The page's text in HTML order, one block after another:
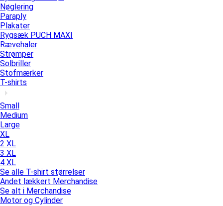
Nøglering
Paraply
Plakater
Rygsæk PUCH MAXI
Rævehaler
Strømper
Solbriller
Stofmærker
T-shirts
Small
Medium
Large
XL
2 XL
3 XL
4 XL
Se alle T-shirt størrelser
Andet lækkert Merchandise
Se alt i Merchandise
Motor og Cylinder